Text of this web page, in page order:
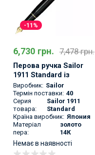
-11%
6,730 грн. 7,478 грн.
Перова ручка Sailor
1911 Standard із
золотим пером 14К
Виробник: Sailor
Термін поставки: 40
Серия
товара:
Sailor 1911
Standard
Країна виробник: Япония
Матеріал
пера:
золото
14К
Немає в наявності